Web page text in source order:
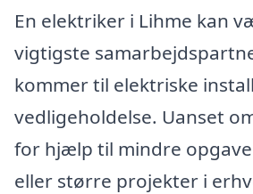
En elektriker i Lihme kan
vigtigste
kommer til elektriske
vedligeholdelse. Uanset
for hjælp til mindre
eller større projekter i